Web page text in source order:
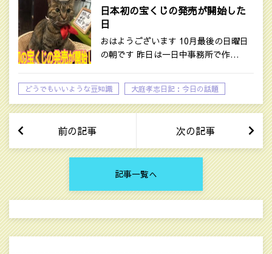
日本初の宝くじの発売が開始した
日
おはようございます 10月最後の日曜日
の朝です 昨日は一日中事務所で作…
どうでもいいような豆知識 大庭孝志日記：今日の話題
前の記事 次の記事
記事一覧へ